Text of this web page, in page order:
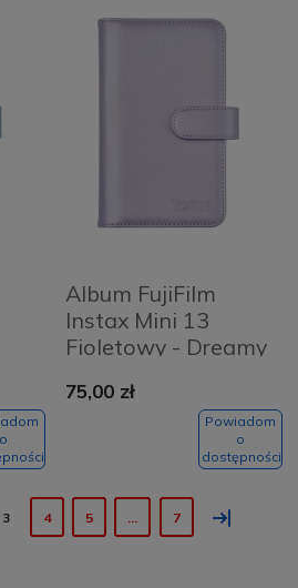
o
Album FujiFilm
Instax Mini 13
Fioletowy - Dreamy
75,00 zł
Powiadom
o
dostępności
3 4 5 7 »